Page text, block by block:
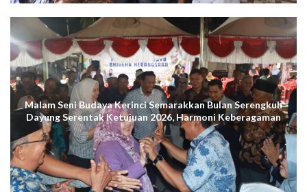
Malam Seni Budaya Kerinci Semarakkan Bulan Serengkuh
Dayung Serentak Ketujuan 2026, Harmoni Keberagaman
Terus Menggema di Kuala Tungkal